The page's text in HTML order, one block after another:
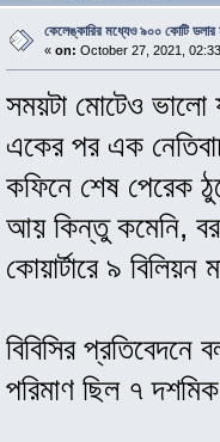
কেলেঙ্কারির মধ্যেও ৯০০ কোটি
« on: October 27, 2021,
সময়টা মোটেও ভালো
একের পর এক
কফিনে শেষ পেরেক
আয় কিন্তু কমেনি,
কোয়ার্টারে ৯
বিবিসির
পরিমাণ ছিল ৭